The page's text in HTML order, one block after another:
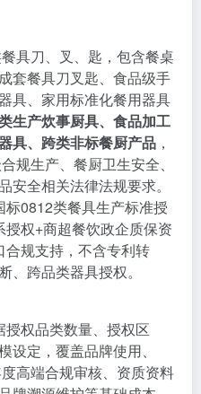
具刀、叉、匙，包含餐桌
套餐具刀叉匙、食品级手
具、家用标准化餐用器具
生产炊事厨具、食品加工
具、跨类非标餐厨产品 ，
规生产、餐厨卫生安全、
安全相关法律法规要求。
0812类餐具生产标准授
权+商超餐饮政企质保资
规支持，不含专利转
、跨品类器具授权。
授权品类数量、授权区
设定，覆盖品牌使用、
高端合规审核、资质资料